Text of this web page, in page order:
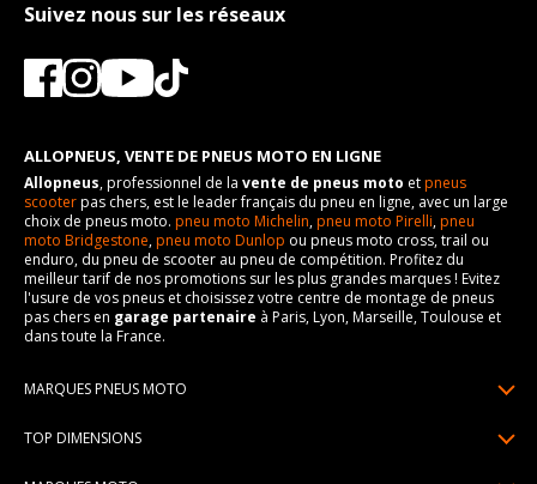
Suivez nous sur les réseaux
ALLOPNEUS, VENTE DE PNEUS MOTO EN LIGNE
Allopneus, professionnel de la vente de pneus moto etpneus
scooterpas chers, est le leader français du pneu en ligne, avec un large
choix de pneus moto. pneu moto Michelin,pneu moto Pirelli,pneu
moto Bridgestone,pneu moto Dunlop ou pneus moto cross, trail ou
enduro, du pneu de scooter au pneu de compétition. Profitez du
meilleur tarif de nos promotions sur les plus grandes marques ! Evitez
l'usure de vos pneus et choisissez votre centre de montage de pneus
pas chers en garage partenaire à Paris, Lyon, Marseille, Toulouse et
dans toute la France.
MARQUES PNEUS MOTO
TOP DIMENSIONS